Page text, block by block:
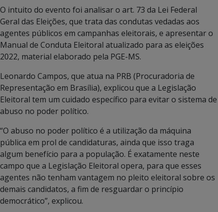
O intuito do evento foi analisar o art. 73 da Lei Federal
Geral das Eleições, que trata das condutas vedadas aos
agentes públicos em campanhas eleitorais, e apresentar o
Manual de Conduta Eleitoral atualizado para as eleições
2022, material elaborado pela PGE-MS.
Leonardo Campos, que atua na PRB (Procuradoria de
Representação em Brasília), explicou que a Legislação
Eleitoral tem um cuidado específico para evitar o sistema de
abuso no poder político.
“O abuso no poder político é a utilização da máquina
pública em prol de candidaturas, ainda que isso traga
algum benefício para a população. É exatamente neste
campo que a Legislação Eleitoral opera, para que esses
agentes não tenham vantagem no pleito eleitoral sobre os
demais candidatos, a fim de resguardar o princípio
democrático”, explicou.